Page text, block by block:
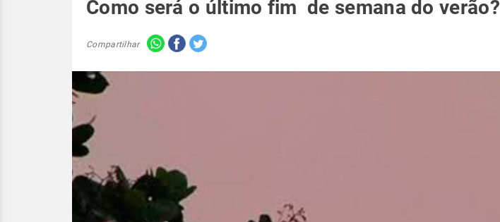
Como será o último fim de semana do verão?
Compartilhar